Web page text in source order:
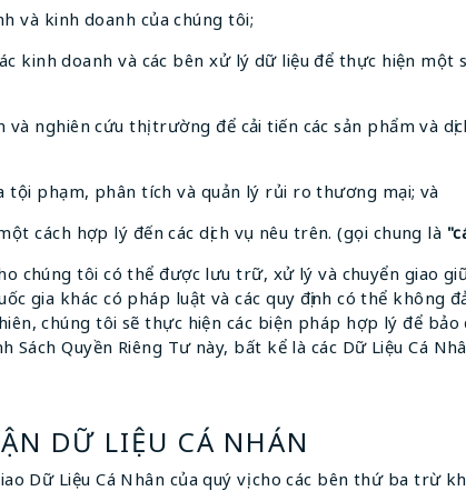
và kinh doanh của chúng tôi;
kinh doanh và các bên xử lý dữ liệu để thực hiện một
nghiên cứu thị trường để cải tiến các sản phẩm và
tội phạm, phân tích và quản lý rủi ro thương mại; và
cách hợp lý đến các dịch vụ nêu trên. (gọi chung là
chúng tôi có thể được lưu trữ, xử lý và chuyển giao
gia khác có pháp luật và các quy định có thể không
chúng tôi sẽ thực hiện các biện pháp hợp lý để bảo
Sách Quyền Riêng Tư này, bất kể là các Dữ Liệu Cá
DỮ LIỆU CÁ NHÁN
Dữ Liệu Cá Nhân của quý vị cho các bên thứ ba trừ